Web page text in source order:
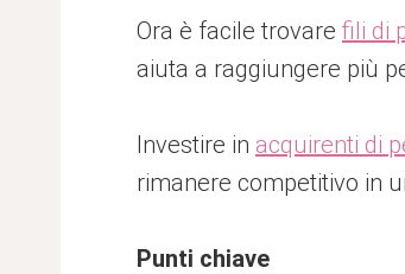
Ora è facile trovare fili di
aiuta a raggiungere più
Investire in acquirenti di
rimanere competitivo in
Punti chiave